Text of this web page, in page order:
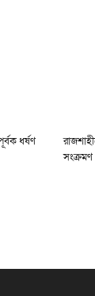
ধর্ষণ